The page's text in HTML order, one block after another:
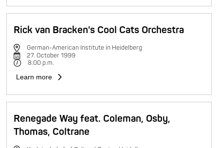
Rick van Bracken's Cool Cats Orchestra
German-American Institute in Heidelberg
27. October 1999
8:00 p.m.
Learn more
Renegade Way feat. Coleman, Osby,
Thomas, Coltrane